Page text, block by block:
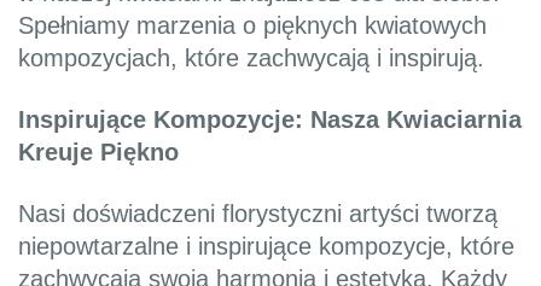
Spełniamy marzenia o pięknych kwiatowych
kompozycjach, które zachwycają i inspirują.
Inspirujące Kompozycje: Nasza Kwiaciarnia
Kreuje Piękno
Nasi doświadczeni florystyczni artyści tworzą
niepowtarzalne i inspirujące kompozycje, które
zachwycają swoją harmonią i estetyką. Każdy